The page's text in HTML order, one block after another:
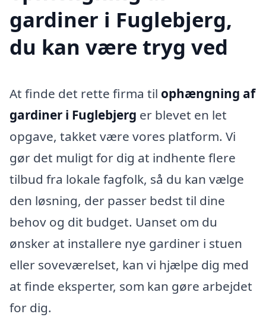
gardiner i Fuglebjerg,
du kan være tryg ved
At finde det rette firma til ophængning af
gardiner i Fuglebjerg er blevet en let
opgave, takket være vores platform. Vi
gør det muligt for dig at indhente flere
tilbud fra lokale fagfolk, så du kan vælge
den løsning, der passer bedst til dine
behov og dit budget. Uanset om du
ønsker at installere nye gardiner i stuen
eller soveværelset, kan vi hjælpe dig med
at finde eksperter, som kan gøre arbejdet
for dig.